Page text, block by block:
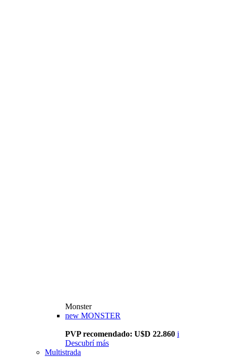
Monster
new MONSTER
PVP recomendado: U$D 22.860 i
Descubrí más
Multistrada